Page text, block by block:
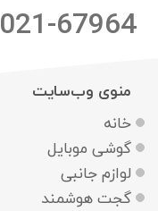
021-67964
منوی وب‌سایت
خانه
گوشی موبایل
لوازم جانبی
گجت هوشمند